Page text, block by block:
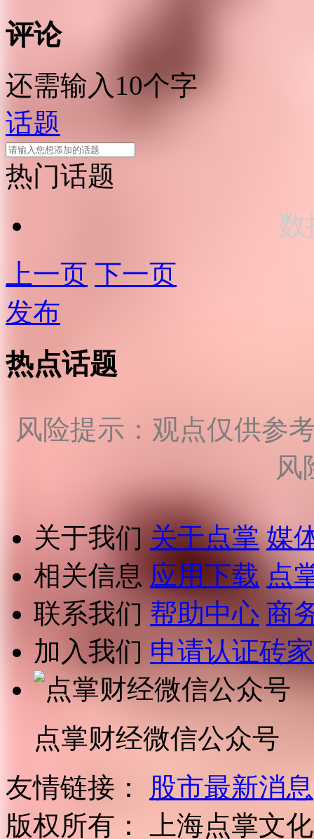
评论
还需输入10个字
话题
热门话题
数
上一页 下一页
发布
热点话题
风险提示：观点仅供参
风
关于我们 关于点掌 媒
相关信息 应用下载 点
联系我们 帮助中心 商
加入我们 申请认证砖家
点掌财经微信公众号
友情链接：
股市最新消息
版权所有：
上海点掌文